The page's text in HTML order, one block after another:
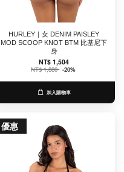
HURLEY｜女 DENIM PAISLEY
MOD SCOOP KNOT BTM 比基尼下
身
NT$ 1,504
NT$ 1,880 -20%
加入購物車
優惠